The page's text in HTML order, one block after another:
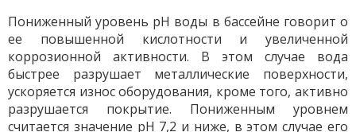
Пониженный уровень pH воды в бассейне говорит о
ее повышенной кислотности и увеличенной
коррозионной активности. В этом случае вода
быстрее разрушает металлические поверхности,
ускоряется износ оборудования, кроме того, активно
разрушается покрытие. Пониженным уровнем
считается значение pH 7,2 и ниже, в этом случае его